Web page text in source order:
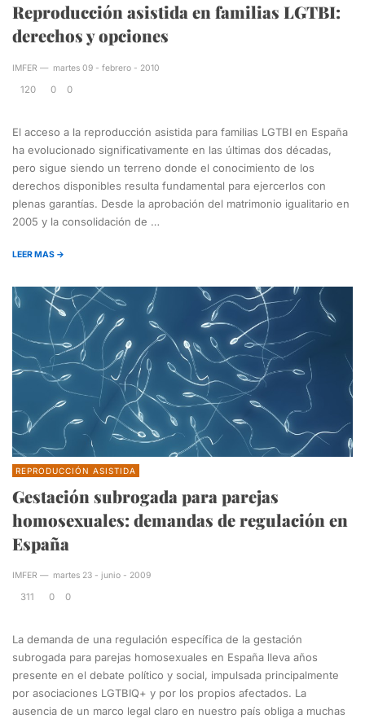
Reproducción asistida en familias LGTBI:
derechos y opciones
IMFER — martes 09 - febrero - 2010
120 0 0
El acceso a la reproducción asistida para familias LGTBI en España
ha evolucionado significativamente en las últimas dos décadas,
pero sigue siendo un terreno donde el conocimiento de los
derechos disponibles resulta fundamental para ejercerlos con
plenas garantías. Desde la aprobación del matrimonio igualitario en
2005 y la consolidación de …
LEER MAS →
REPRODUCCIÓN ASISTIDA
Gestación subrogada para parejas
homosexuales: demandas de regulación en
España
IMFER — martes 23 - junio - 2009
311 0 0
La demanda de una regulación específica de la gestación
subrogada para parejas homosexuales en España lleva años
presente en el debate político y social, impulsada principalmente
por asociaciones LGTBIQ+ y por los propios afectados. La
ausencia de un marco legal claro en nuestro país obliga a muchas